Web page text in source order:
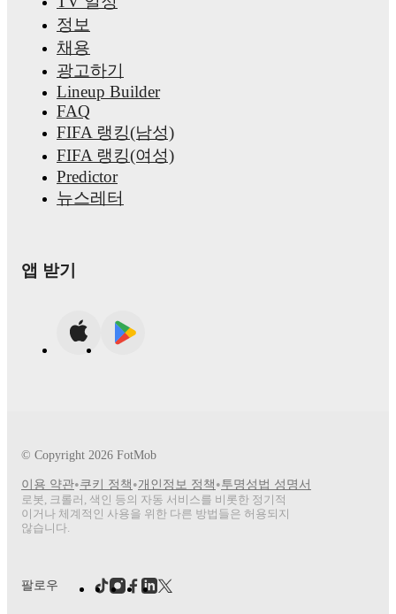
정보
채용
광고하기
Lineup Builder
FAQ
FIFA 랭킹(남성)
FIFA 랭킹(여성)
Predictor
뉴스레터
앱 받기
© Copyright 2026 FotMob
이용 약관•쿠키 정책 •개인정보 정책 •투명성법 성명서
로봇, 크롤러, 색인 등의 자동 서비스를 비롯한 정기적
이거나 체계적인 사용을 위한 다른 방법들은 허용되지
않습니다.
팔로우